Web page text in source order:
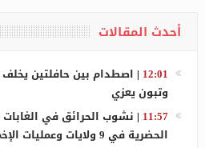
أحدث المقالات
12:01
|
وتبون يعزي
11:57
| نشوب الحرائق في الغابات
الحضرية في 9 ولايات وعمليات الإخماد متواصلة